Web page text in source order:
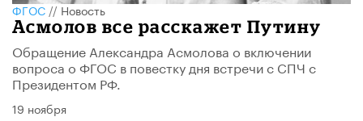
ФГОС //Новость
Асмолов все расскажет Путину
Обращение Александра Асмолова о включении
вопроса о ФГОС в повестку дня встречи с СПЧ с
Президентом РФ.
19 ноября